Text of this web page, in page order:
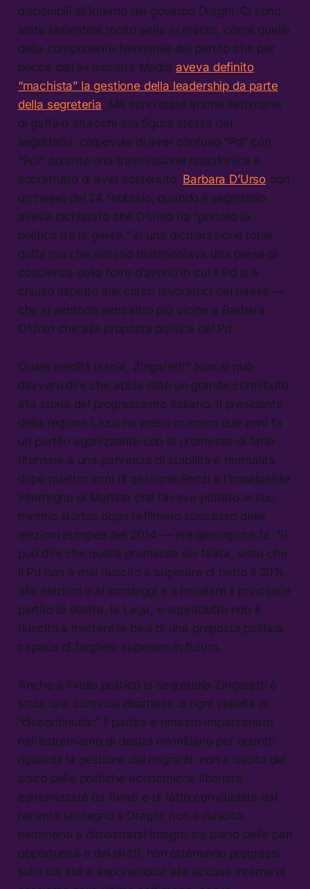
disponibili all’interno del governo Draghi. Ci sono
state lamentele molto serie in merito, come quelle
della componente femminile del partito che per
bocca dell’ex ministra Madia aveva definito
“machista” la gestione della leadership da parte
della segreteria. Ma sono state anche settimane
di gaffe o attacchi alla figura stessa del
segretario, colpevole di aver confuso “Pd” con
“Pci” durante una trasmissione radiofonica e
soprattutto di aver sostenuto Barbara D’Urso con
un tweet del 24 febbraio, quando il segretario
aveva dichiarato che D’Urso ha “portato la
politica tra la gente,” in una dichiarazione forse
goffa ma che almeno testimoniava una presa di
coscienza della torre d’avorio in cui il Pd si è
chiuso rispetto alle classi lavoratrici del paese —
che si sentono senz’altro più vicine a Barbara
D’Urso che alla proposta politica del Pd.
Quale eredità lascia, Zingaretti? Non si può
davvero dire che abbia dato un grande contributo
alla storia del progressismo italiano. Il presidente
della regione Lazio ha preso in mano due anni fa
un partito agonizzante con la promessa di farlo
ritornare a una parvenza di stabilità e normalità
dopo quattro anni di gestione Renzi e l’impalpabile
interregno di Martina che l’aveva portato al suo
minimo storico dopo l’effimero successo delle
elezioni europee del 2014 — ere geologiche fa. Si
può dire che quella promessa sia fallita, visto che
il Pd non è mai riuscito a superare di netto il 20%
alle elezioni o ai sondaggi e a insidiare il principale
partito di destra, la Lega, e soprattutto non è
riuscito a mettere le basi di una proposta politica
capace di farglielo superare in futuro.
Anche a livello politico la segreteria Zingaretti è
stata una continua disattesa di ogni velleità di
“discontinuità:” il partito è rimasto impantanato
nell’estremismo di destra minnitiano per quanto
riguarda la gestione dei migranti; non è uscito del
solco delle politiche economiche liberiste
estremizzate da Renzi e di fatto convalidate dal
recente sostegno a Draghi; non è riuscito
nemmeno a dimostrarsi integro sul piano delle pari
opportunità e dei diritti, non ottenendo progressi
sullo ius soli e esponendosi alle accuse interne di